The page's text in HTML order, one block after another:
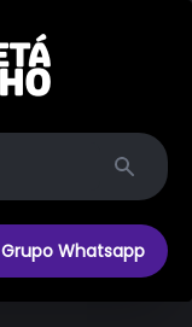
Search
Grupo Whatsapp